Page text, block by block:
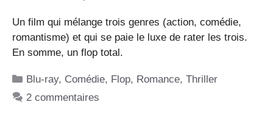
Un film qui mélange trois genres (action, comédie,
romantisme) et qui se paie le luxe de rater les trois.
En somme, un flop total.
Catégories
Blu-ray, Comédie, Flop, Romance,Thriller
2 commentaires